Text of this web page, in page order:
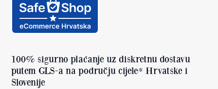
100% sigurno plaćanje uz diskretnu dostavu
putem GLS-a na području cijele* Hrvatske i
Slovenije